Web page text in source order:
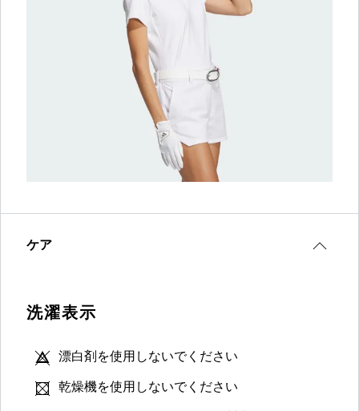
ケア
洗濯表示
漂白剤を使用しないでください
乾燥機を使用しないでください